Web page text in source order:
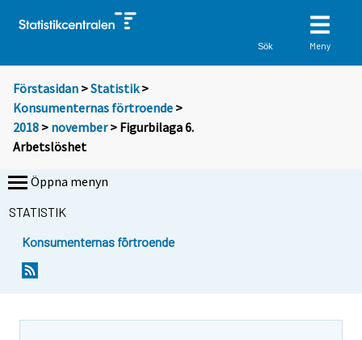
Sök Meny
Förstasidan >Statistik >
Konsumenternas förtroende >
2018 > november> Figurbilaga 6.
Arbetslöshet
Öppna menyn
STATISTIK
Konsumenternas förtroende